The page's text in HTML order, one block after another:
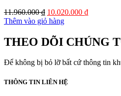
11.960.000₫ Giá
gốc
11.960.000 ₫.
10.020.000 ₫Giá
là:
Thêm vào giỏ hàng
THEO DÕI CHÚNG
Để không bị bỏ lỡ bất cứ thông tin
THÔNG TIN LIÊN HỆ